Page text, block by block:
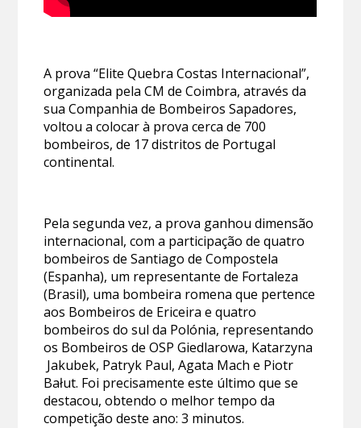
A prova “Elite Quebra Costas Internacional”,
organizada pela CM de Coimbra, através da
sua Companhia de Bombeiros Sapadores,
voltou a colocar à prova cerca de 700
bombeiros, de 17 distritos de Portugal
continental.
Pela segunda vez, a prova ganhou dimensão
internacional, com a participação de quatro
bombeiros de Santiago de Compostela
(Espanha), um representante de Fortaleza
(Brasil), uma bombeira romena que pertence
aos Bombeiros de Ericeira e quatro
bombeiros do sul da Polónia, representando
os Bombeiros de OSP Giedlarowa, Katarzyna
Jakubek, Patryk Paul, Agata Mach e Piotr
Bałut. Foi precisamente este último que se
destacou, obtendo o melhor tempo da
competição deste ano: 3 minutos.